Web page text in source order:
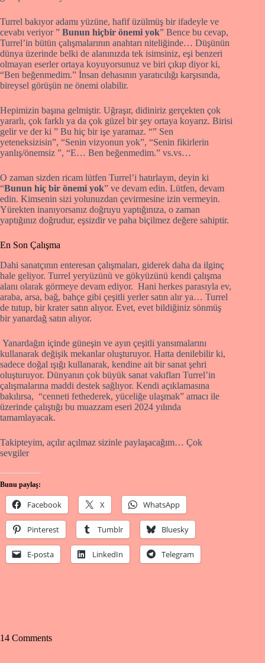
Turrel bakıyor adamı yüzüne, hafif üzülmüş bir ifadeyle ve
cevabı veriyor ” Bunun hiçbir önemi yok” Bence bu cevap,
Turrel’in bütün çalışmalarının anahtarı niteliğinde… Düşünün
dünya üzerinde belki de alanınızda tek isimsiniz, eşi benzeri
olmayan eserler ortaya koyuyorsunuz ve biri çıkıp diyor ki,
“Ben beğenmedim.” İnsan dehasının yaratıcılığı karşısında,
bireysel görüşün ne önemi olabilir.
Hepimizin başına gelmiştir. Uğraşır, didiniriz gerçekten çok
yararlı, çok farklı ya da çok güzel bir şey ortaya koyarız. Birisi
gelir ve der ki ” Bu hiç bir işe yaramaz. “” Sen
yeteneksizisin”, “Senin vizyonun yok”, “Senin fikirlerin
yanlış/önemsiz ”, “E… Ben beğenmedim.” vs.vs…
O zaman sizden ricam lütfen Turrel’i hatırlayın, deyin ki
“Bunun hiç bir önemi yok” ve devam edin. Lütfen, devam
edin. Kimsenin sizi yolunuzdan çevirmesine izin vermeyin.
Yürekten inanıyorsanız doğruyu yaptığınıza, o zaman
yaptığınız doğrudur, eşsizdir ve paha biçilmez değere sahiptir.
En Son Çalışma
Dahi sanatçının enteresan çalışmaları, giderek daha da ilginç
hale geliyor. Turrel yeryüzünü ve gökyüzünü kendi çalışma
alanı olarak görmeye devam ediyor. Hani herkes parasıyla ev,
araba, arsa, bağ, bahçe gibi çeşitli yerler satın alır ya… Turrel
de tutup, bir krater satın alıyor. Evet, evet bildiğiniz sönmüş
bir yanardağ satın alıyor.
Yanardağın içinde güneşin ve ayın çeşitli yansımalarını
kullanarak değişik mekanlar oluşturuyor. Hatta denilebilir ki,
sadece doğal ışığı kullanarak, kendine ait bir sanat şehri
oluşturuyor. Dünyanın çok büyük sanat vakıfları Turrel’in
çalışmalarına maddi destek sağlıyor. Kendi açıklamasına
bakılırsa, “cenneti fethederek, yüceliğe ulaşmak” amacı ile
üzerinde çalıştığı bu muazzam eseri 2024 yılında
tamamlayacak.
Takipteyim, açılır açılmaz sizinle paylaşacağım… Çok
sevgiler
Bunu paylaş:
Facebook X WhatsApp
Pinterest Tumblr Bluesky
E-posta LinkedIn Telegram
14 Comments